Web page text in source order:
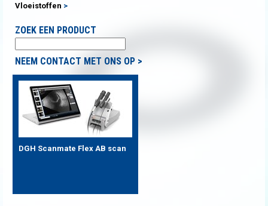
Vloeistoffen
ZOEK EEN PRODUCT
NEEM CONTACT MET ONS OP >
DGH Scanmate Flex AB scan